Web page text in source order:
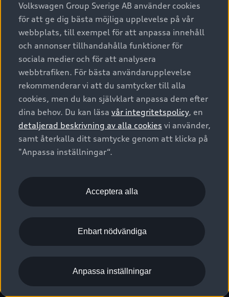
Volkswagen Group Sverige AB använder cookies
för att ge dig bästa möjliga upplevelse på vår
webbplats, till exempel för att anpassa innehåll
och annonser tillhandahålla funktioner för
sociala medier och för att analysera
webbtrafiken. För bästa användarupplevelse
rekommenderar vi att du samtycker till alla
cookies, men du kan självklart anpassa dem efter
dina behov. Du kan läsa vår integritetspolicy, en
detaljerad beskrivning av alla cookies vi använder,
samt återkalla ditt samtycke genom att klicka på
"Anpassa inställningar“.
Acceptera alla
Enbart nödvändiga
Anpassa inställningar
A6 modellerna
SUV
Avant
Audi Sport
Privatleasing
Nya bilar i lager
Begagnade bilar i lager
Audi approved :plus - så gott som nya
Finansiering
Audi exclusive
Provkörning
Service & tillbehör
Audi digital services
Originaltillbehör - köp online
Garantier
Försäkring
Digitala manualer för din Audi
Audi Collection – livsstilsartiklar
Vanliga frågor
2G/3G nätet stängs ned - Hur påverkas min bil av detta?
Tjänstebil
Tjänstebil
Business lease online
Företagsleasing
Om Audi Sverige
Kontakta oss
Audi Återförsäljare/-serviceverkstad
myAudi
Pressmeddelanden
Nyhetsbrev
Vårt hållbarhetsarbete
Lediga tjänster huvudkontor
Lediga tjänster hos Audi Återförsäljare
Kommentar till mediauppgifter om dataläcka
© 2026 AUDI SVERIGE. All Rights Reserved.
Utgivare Juridiskt
Juridiskt Audi AG
Juridiskt Audi Digital Giveaway
Anpassa inställningar för cookies
Visselblåsarkanaler